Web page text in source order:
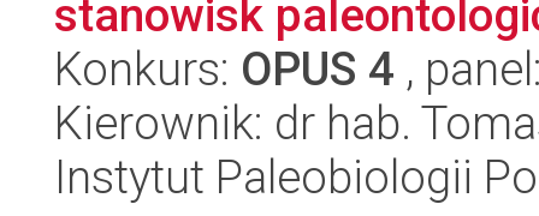
stanowisk
Konkurs: OPUS 4 ,
Kierownik: dr hab.
Instytut Paleobiologii